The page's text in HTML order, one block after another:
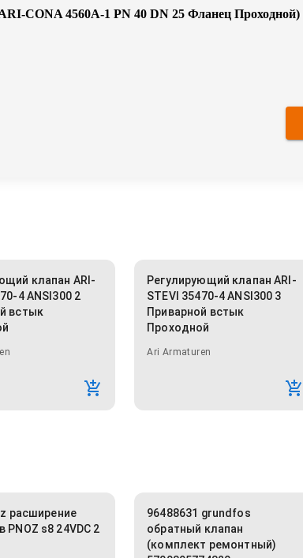
CONA 4560A-1 PN 40 DN 25 Фланец Проходной)
клапан ARI-
4 ANSI300 2
встык
Регулирующий клапан ARI-
STEVI 35470-4 ANSI300 3
Приварной встык
Проходной
Ari Armaturen
расширение
PNOZ s8 24VDC 2
96488631 grundfos
обратный клапан
(комплект ремонтный)